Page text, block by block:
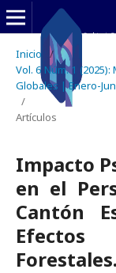
Inicio /
Vol. 6 Núm. 1
Globales | Enero-
/
Artículos
Impacto
en el
Cantón
Forestales.